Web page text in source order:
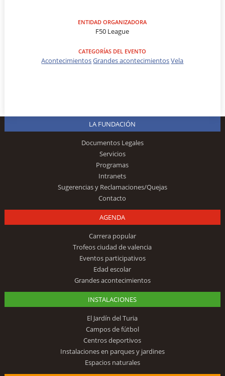
ENTIDAD ORGANIZADORA
F50 League
CATEGORÍAS DEL EVENTO
AcontecimientosGrandes acontecimientosVela
LA FUNDACIÓN
Documentos Legales
Servicios
Programas
Intranets
Sugerencias y Reclamaciones/Quejas
Contacto
AGENDA
Carrera popular
Trofeos ciudad de valencia
Eventos participativos
Edad escolar
Grandes acontecimientos
INSTALACIONES
El Jardín del Turia
Campos de fútbol
Centros deportivos
Instalaciones en parques y jardines
Espacios naturales